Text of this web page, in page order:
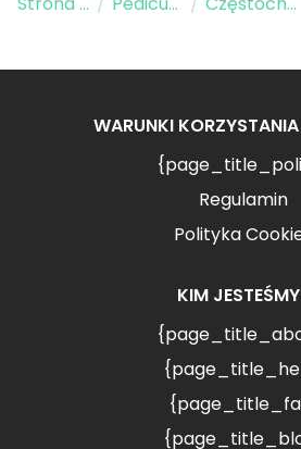
WARUNKI
Regulamin
Polityka
KIM